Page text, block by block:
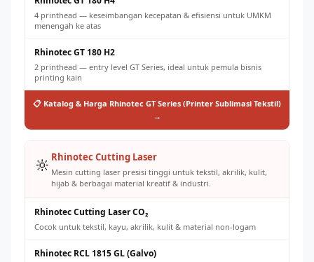
4 printhead — keseimbangan kecepatan & efisiensi untuk UMKM
menengah ke atas
Rhinotec GT 180 H2
2 printhead — entry level GT Series, ideal untuk pemula bisnis
printing kain
📋 Katalog & Harga Rhinotec GT Series (Printer Sublimasi Tekstil)
→
🔆 Rhinotec Cutting Laser
Mesin cutting laser presisi tinggi untuk tekstil, akrilik, kulit,
hijab & berbagai material kreatif & industri.
Rhinotec Cutting Laser CO₂
Cocok untuk tekstil, kayu, akrilik, kulit & material non-logam
Rhinotec RCL 1815 GL (Galvo)